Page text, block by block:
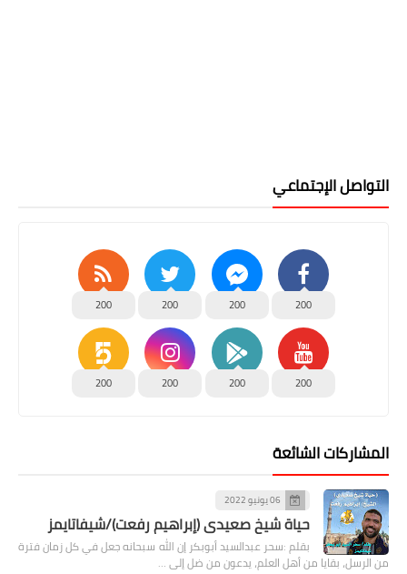
التواصل الإجتماعي
200
200
200
200
200
200
200
200
المشاركات الشائعة
06 يونيو 2022
حياة شيخ صعيدى (إبراهيم رفعت)/شيفاتايمز
بقلم :سحر عبدالسيد أبوبكر إن الله سبحانه جعل في كل زمان فترة
من الرسل، بقايا من أهل العلم، يدعون من ضل إلى …